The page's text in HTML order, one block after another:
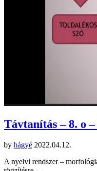
Távtanítás – 8. o
by hágyé 2022.04.12.
A nyelvi rendszer –